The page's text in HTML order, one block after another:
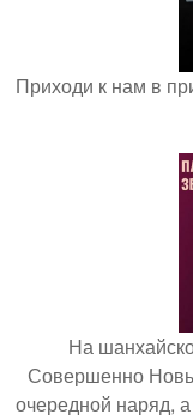
Приходи к нам в
На
Совершенно
очередной наряд,